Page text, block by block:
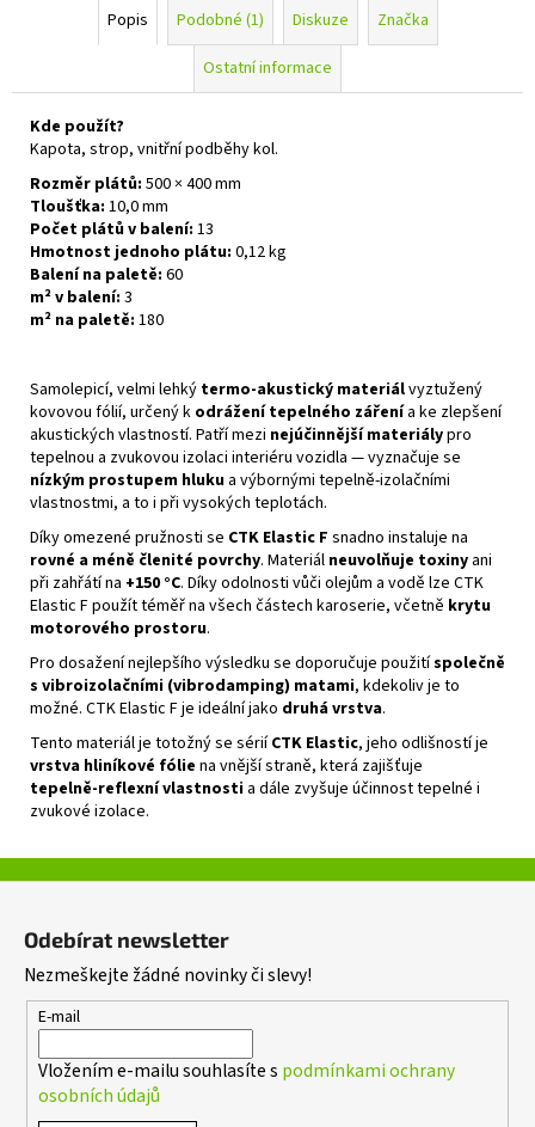
Popis Podobné (1) Diskuze
Značka
Ostatní informace
Kde použít?
Kapota, strop, vnitřní podběhy kol.
Rozměr plátů: 500 × 400 mm
Tloušťka: 10,0 mm
Počet plátů v balení: 13
Hmotnost jednoho plátu: 0,12 kg
Balení na paletě: 60
m² v balení: 3
m² na paletě: 180
Samolepicí, velmi lehký termo‑akustický materiálvyztužený
kovovou fólií, určený k odrážení tepelného zářenía ke zlepšení
akustických vlastností. Patří mezi nejúčinnější materiálypro
tepelnou a zvukovou izolaci interiéru vozidla — vyznačuje se
nízkým prostupem hluku a výbornými tepelně‑izolačními
vlastnostmi, a to i při vysokých teplotách.
Díky omezené pružnosti se CTK Elastic F snadno instaluje na
rovné a méně členité povrchy. Materiál neuvolňuje toxiny ani
při zahřátí na +150 °C. Díky odolnosti vůči olejům a vodě lze CTK
Elastic F použít téměř na všech částech karoserie, včetně krytu
motorového prostoru.
Pro dosažení nejlepšího výsledku se doporučuje použitíspolečně
s vibroizolačními (vibrodamping) matami, kdekoliv je to
možné. CTK Elastic F je ideální jako druhá vrstva.
Tento materiál je totožný se sériíCTK Elastic, jeho odlišností je
vrstva hliníkové fólie na vnější straně, která zajišťuje
tepelně‑reflexní vlastnosti a dále zvyšuje účinnost tepelné i
zvukové izolace.
Odebírat newsletter
Nezmeškejte žádné novinky či slevy!
E-mail
Vložením e-mailu souhlasíte s podmínkami ochrany
osobních údajů